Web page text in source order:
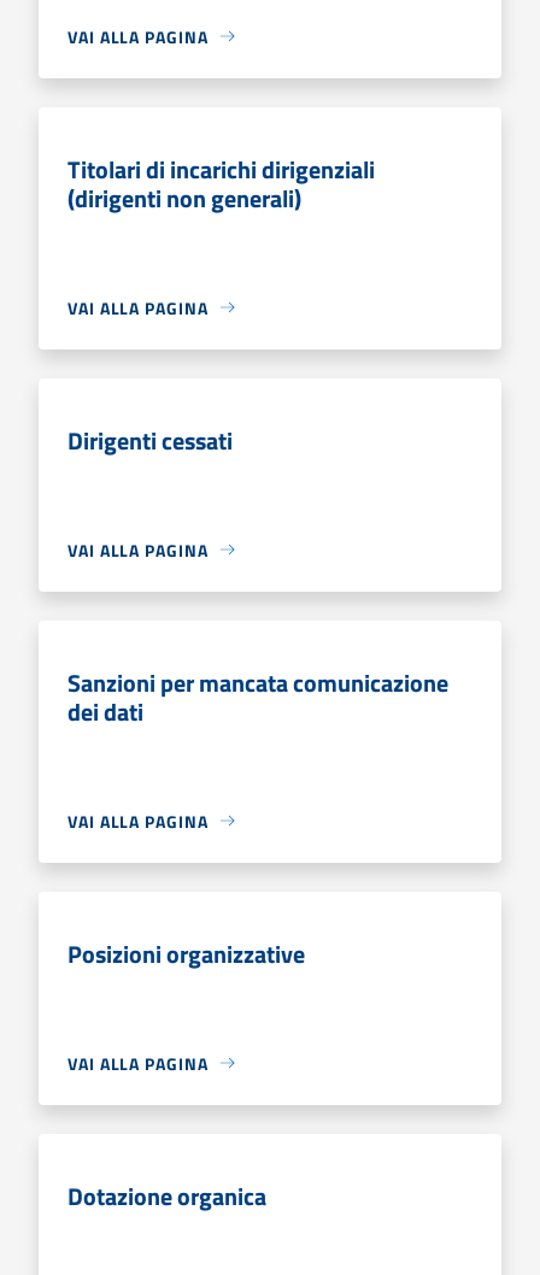
VAI ALLA PAGINA
Titolari di incarichi dirigenziali
(dirigenti non generali)
VAI ALLA PAGINA
Dirigenti cessati
VAI ALLA PAGINA
Sanzioni per mancata comunicazione
dei dati
VAI ALLA PAGINA
Posizioni organizzative
VAI ALLA PAGINA
Dotazione organica